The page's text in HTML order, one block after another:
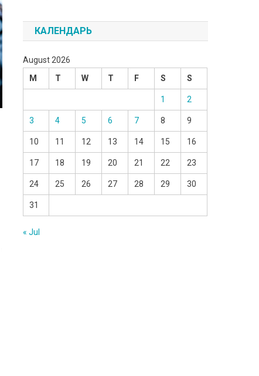
КАЛЕНДАРЬ
August 2026
M
T W T F S S
1 2
3 4 5 6 7 8 9
10 11 12 13 14 15 16
17 18 19 20 21 22 23
24 25 26 27 28 29 30
31
« Jul